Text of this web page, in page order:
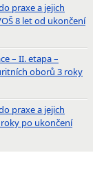
praxe a jejich
8 let od ukončení
– II. etapa –
oborů 3 roky
praxe a jejich
po ukončení